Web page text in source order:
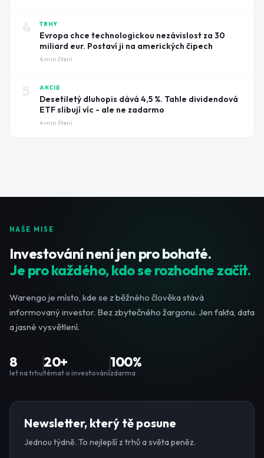
TRHY
Evropa chce technologickou nezávislost za 30
miliard eur. Postaví ji na amerických čipech
4 min čtení
AKCIE
Desetiletý dluhopis dává 4,5 %. Tahle dividendová
ETF slibují víc - ale ne zadarmo
4 min čtení
NAŠE MISE
Investování není jen pro bohaté.
Je pro každého, kdo se rozhodne začít.
Warengo je místo, kde se z běžného člověka stává
informovaný investor. Bez zbytečného žargonu. Jen fakta, data
a jasné vysvětlení.
8
let na trhu
20+
témat o investování
100%
zdarma
Newsletter, který tě posune
Jednou týdně. To nejlepší z trhů a světa peněz.